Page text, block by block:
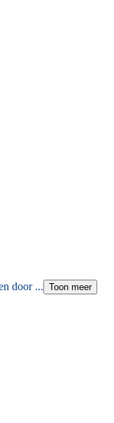
door ... Toon meer